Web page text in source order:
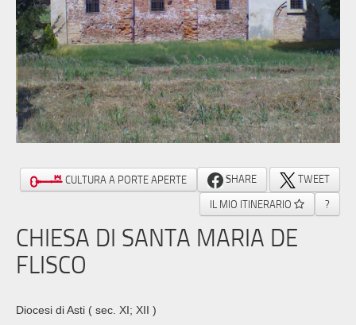
CULTURA A PORTE APERTE SHARE
TWEET
IL MIO ITINERARIO
?
CHIESA DI SANTA MARIA DE
FLISCO
Diocesi di Asti ( sec. XI; XII )